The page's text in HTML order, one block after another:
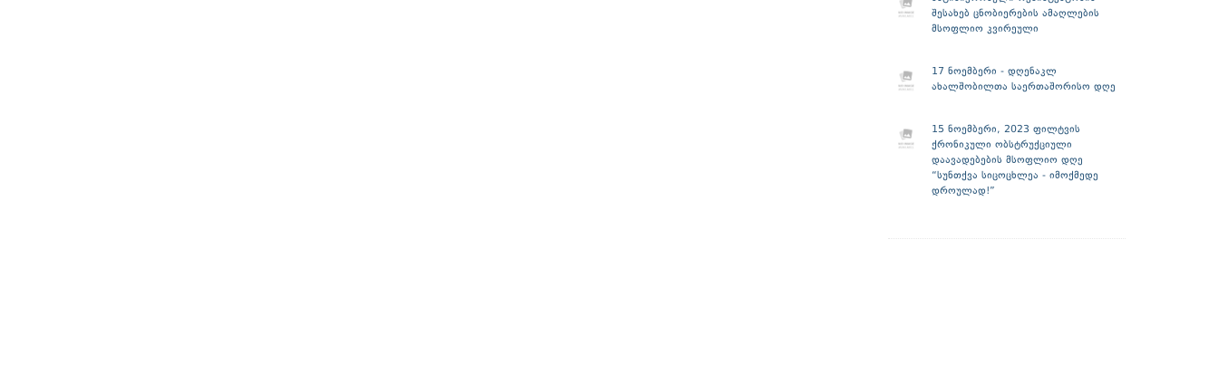
შესახებ ცნობიერების ამაღლების
მსოფლიო კვირეული
17 ნოემბერი - დღენაკლ
ახალშობილთა საერთაშორისო დღე
15 ნოემბერი, 2023 ფილტვის
ქრონიკული ობსტრუქციული
დაავადებების მსოფლიო დღე
“სუნთქვა სიცოცხლეა - იმოქმედე
დროულად!”